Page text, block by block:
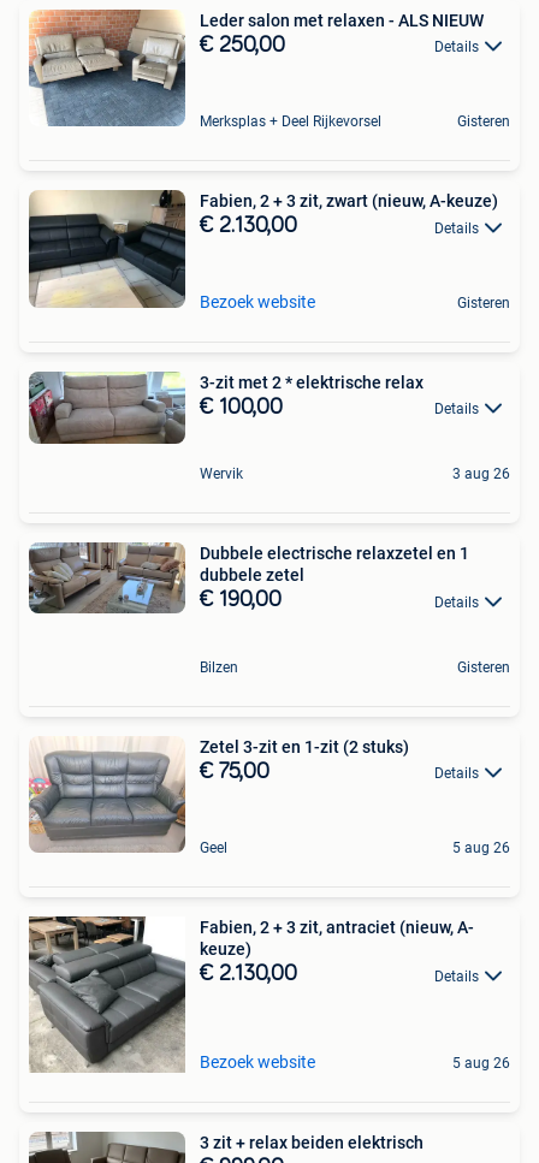
Leder salon met relaxen - ALS NIEUW
€ 250,00 Details
Merksplas + Deel Rijkevorsel Gisteren
Fabien, 2 + 3 zit, zwart (nieuw, A-keuze)
€ 2.130,00 Details
Bezoek website Gisteren
3-zit met 2 * elektrische relax
€ 100,00 Details
Wervik 3 aug 26
Dubbele electrische relaxzetel en 1
dubbele zetel
€ 190,00 Details
Bilzen Gisteren
Zetel 3-zit en 1-zit (2 stuks)
€ 75,00 Details
Geel 5 aug 26
Fabien, 2 + 3 zit, antraciet (nieuw, A-
keuze)
€ 2.130,00 Details
Bezoek website 5 aug 26
3 zit + relax beiden elektrisch